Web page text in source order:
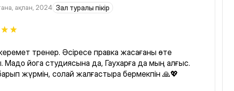
, ақпан, 2024 Зал туралы пікір
тренер. Әсіресе правка жасағаны өте
Мадо йога студиясына да, Гаухарға да мың алғыс.
жүрмін, солай жалғастыра бермекпін 🙏💖